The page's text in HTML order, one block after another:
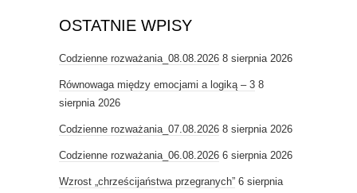
OSTATNIE WPISY
Codzienne rozważania_08.08.2026 8 sierpnia 2026
Równowaga między emocjami a logiką – 3 8
sierpnia 2026
Codzienne rozważania_07.08.2026 8 sierpnia 2026
Codzienne rozważania_06.08.2026 6 sierpnia 2026
Wzrost „chrześcijaństwa przegranych” 6 sierpnia